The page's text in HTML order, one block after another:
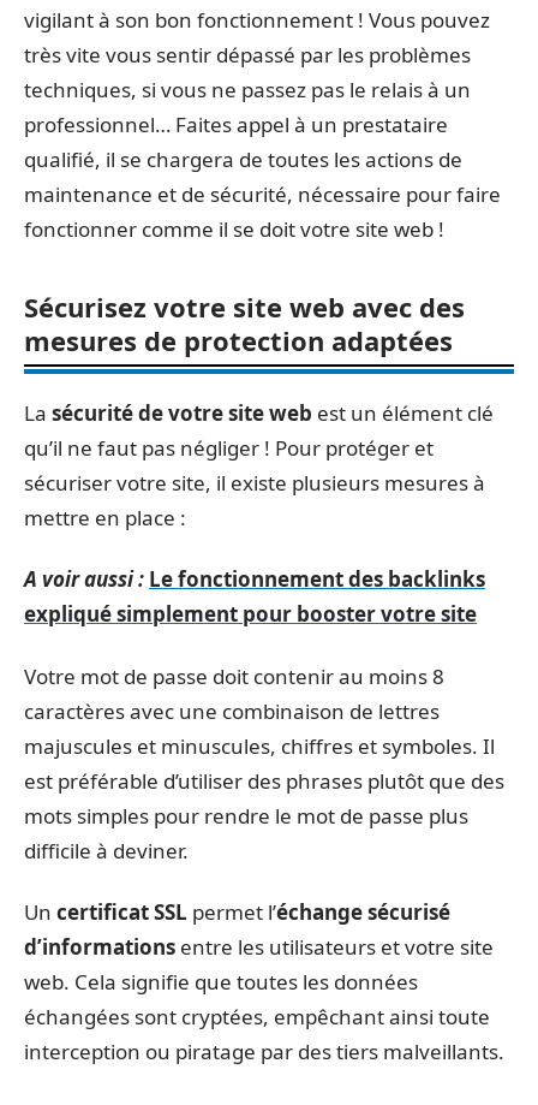
vigilant à son bon fonctionnement ! Vous pouvez
très vite vous sentir dépassé par les problèmes
techniques, si vous ne passez pas le relais à un
professionnel… Faites appel à un prestataire
qualifié, il se chargera de toutes les actions de
maintenance et de sécurité, nécessaire pour faire
fonctionner comme il se doit votre site web !
Sécurisez votre site web avec des
mesures de protection adaptées
La sécurité de votre site web est un élément clé
qu’il ne faut pas négliger ! Pour protéger et
sécuriser votre site, il existe plusieurs mesures à
mettre en place :
A voir aussi : Le fonctionnement des backlinks
expliqué simplement pour booster votre site
Votre mot de passe doit contenir au moins 8
caractères avec une combinaison de lettres
majuscules et minuscules, chiffres et symboles. Il
est préférable d’utiliser des phrases plutôt que des
mots simples pour rendre le mot de passe plus
difficile à deviner.
Un certificat SSL permet l’échange sécurisé
d’informations entre les utilisateurs et votre site
web. Cela signifie que toutes les données
échangées sont cryptées, empêchant ainsi toute
interception ou piratage par des tiers malveillants.